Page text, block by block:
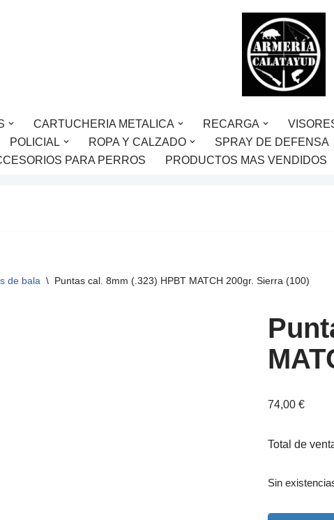
CARTUCHERIA METALICA RECARGA
POLICIAL ROPA Y CALZADO SPRAY DE DEFENSA
PARA PERROS
PRODUCTOS MAS VENDIDOS
de bala \ Puntas cal. 8mm (.323) HPBT MATCH 200gr. Sierra (100)
74,00 €
Total de
Sin